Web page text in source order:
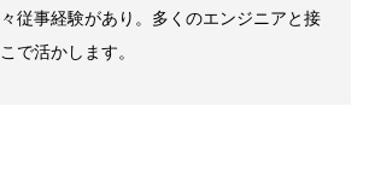
従事経験があり。多くのエンジニアと接
で活かします。